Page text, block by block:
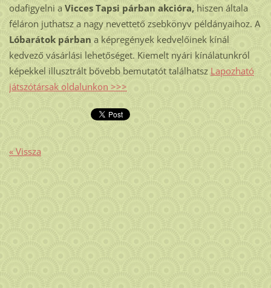
odafigyelni aVicces Tapsi párban akcióra,hiszen általa
féláron juthatsz a nagy nevettető zsebkönyv példányaihoz. A
Lóbarátok párban a képregények kedvelőinek kínál
kedvező vásárlási lehetőséget. Kiemelt nyári kínálatunkról
képekkel illusztrált bővebb bemutatót találhatsz Lapozható
játszótársak oldalunkon >>>
« Vissza